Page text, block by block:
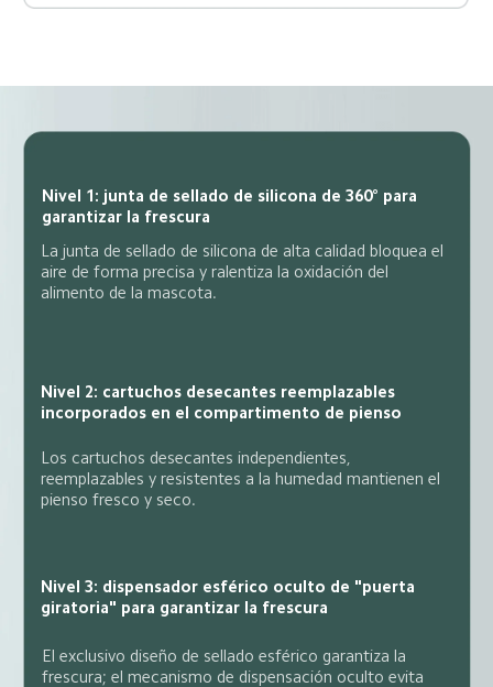
Nivel 1: junta de sellado de silicona de 360° para
garantizar la frescura
La junta de sellado de silicona de alta calidad bloquea el
aire de forma precisa y ralentiza la oxidación del
alimento de la mascota.
Nivel 2: cartuchos desecantes reemplazables
incorporados en el compartimento de pienso
Los cartuchos desecantes independientes,
reemplazables y resistentes a la humedad mantienen el
pienso fresco y seco.
Nivel 3: dispensador esférico oculto de "puerta
giratoria" para garantizar la frescura
El exclusivo diseño de sellado esférico garantiza la
frescura; el mecanismo de dispensación oculto evita